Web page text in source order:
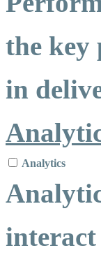
the key
in
Analytics
interact